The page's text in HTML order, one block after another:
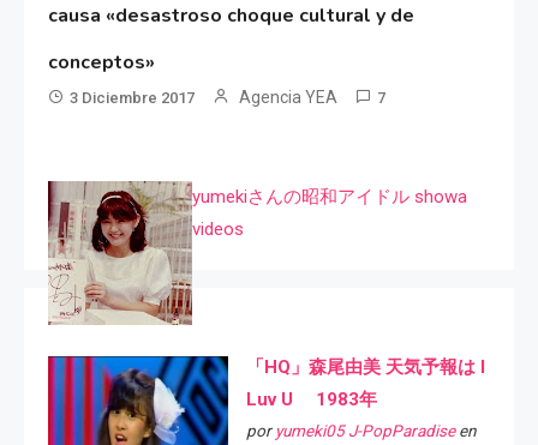
causa «desastroso choque cultural y de
conceptos»
3 Diciembre 2017 Agencia YEA 7
yumekiさんの昭和アイドル showa
videos
「HQ」森尾由美 天気予報は I
Luv U 1983年
por yumeki05 J-PopParadiseen